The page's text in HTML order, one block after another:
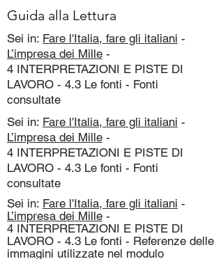
Guida alla Lettura
Sei in: Fare l'Italia, fare gli italiani -
L’impresa dei Mille -
4 INTERPRETAZIONI E PISTE DI
LAVORO - 4.3 Le fonti - Fonti
consultate
Sei in: Fare l'Italia, fare gli italiani -
L’impresa dei Mille -
4 INTERPRETAZIONI E PISTE DI
LAVORO - 4.3 Le fonti - Fonti
consultate
Sei in: Fare l'Italia, fare gli italiani -
L’impresa dei Mille -
4 INTERPRETAZIONI E PISTE DI
LAVORO - 4.3 Le fonti - Referenze delle
immagini utilizzate nel modulo